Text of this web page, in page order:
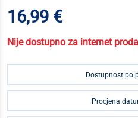
16,99 €
Nije dostupno za internet
Dostupnost po
Procjena